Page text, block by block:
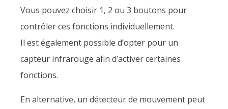
Vous pouvez choisir 1, 2 ou 3 boutons pour
contrôler ces fonctions individuellement.
Il est également possible d’opter pour un
capteur infrarouge afin d’activer certaines
fonctions.
En alternative, un détecteur de mouvement peut